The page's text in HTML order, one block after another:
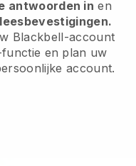
antwoorden in en
leesbevestigingen.
Blackbell-account
en plan uw
account.